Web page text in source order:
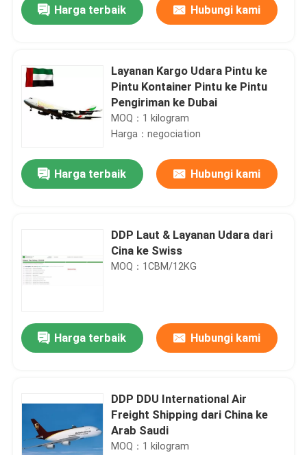
Harga terbaik Hubungi kami
Layanan Kargo Udara Pintu ke
Pintu Kontainer Pintu ke Pintu
Pengiriman ke Dubai
MOQ：1 kilogram
Harga：negociation
Harga terbaik Hubungi kami
DDP Laut & Layanan Udara dari
Cina ke Swiss
MOQ：1CBM/12KG
Harga terbaik Hubungi kami
DDP DDU International Air
Freight Shipping dari China ke
Arab Saudi
MOQ：1 kilogram